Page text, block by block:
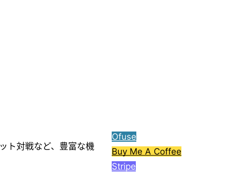
ト対戦など、豊富な機
Ofuse
Buy Me A Coffee
Stripe